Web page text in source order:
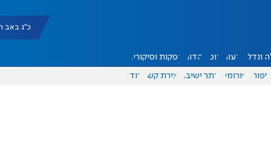
כ"ג באב תשפ"ו
ונדל"ן דעות אוכל יהדות הפקות וסיקורים
ספורט פורומים אתר ישיבה יצירת קשר עוד